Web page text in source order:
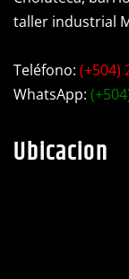
taller industrial
Teléfono: (+504)
WhatsApp:
Ubicacion